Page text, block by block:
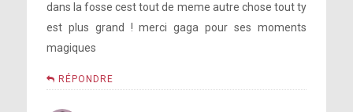
dans la fosse cest tout de meme autre chose tout ty
est plus grand ! merci gaga pour ses moments
magiques
RÉPONDRE